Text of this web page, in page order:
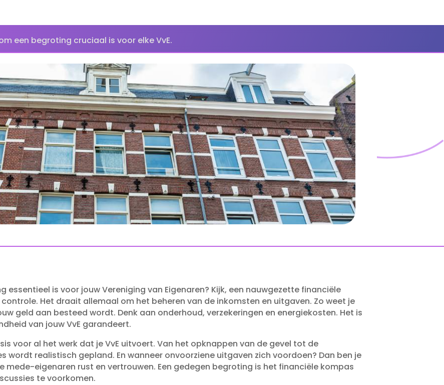
een begroting cruciaal is voor elke VvE.​
essentieel is voor jouw Vereniging van Eigenaren? Kijk, een nauwgezette financiële
Het draait allemaal om het beheren van de inkomsten en uitgaven.​ Zo weet je
geld aan besteed wordt.​ Denk aan onderhoud, verzekeringen en energiekosten.​ Het is
van jouw VvE garandeert.​
voor al het werk dat je VvE uitvoert.​ Van het opknappen van de gevel tot de
wordt realistisch gepland.​ En wanneer onvoorziene uitgaven zich voordoen? Dan ben je
mede-eigenaren rust en vertrouwen.​ Een gedegen begroting is het financiële kompas
te voorkomen.​